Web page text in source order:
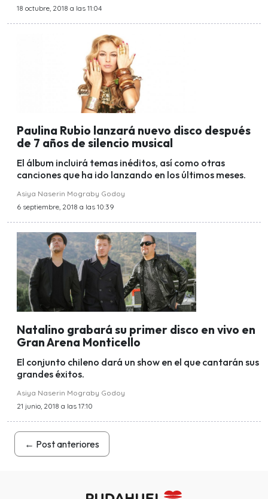
18 octubre, 2018 a las 11:04
Paulina Rubio lanzará nuevo disco después
de 7 años de silencio musical
El álbum incluirá temas inéditos, así como otras
canciones que ha ido lanzando en los últimos meses.
Asiya Naserin Mograby Godoy
6 septiembre, 2018 a las 10:39
Natalino grabará su primer disco en vivo en
Gran Arena Monticello
El conjunto chileno dará un show en el que cantarán sus
grandes éxitos.
Asiya Naserin Mograby Godoy
21 junio, 2018 a las 17:10
← Post anteriores